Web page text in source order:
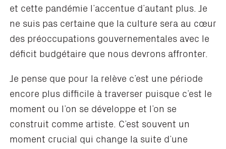
et cette pandémie l’accentue d’autant plus. Je
ne suis pas certaine que la culture sera au cœur
des préoccupations gouvernementales avec le
déficit budgétaire que nous devrons affronter.
Je pense que pour la relève c’est une période
encore plus difficile à traverser puisque c’est le
moment ou l’on se développe et l’on se
construit comme artiste. C’est souvent un
moment crucial qui change la suite d’une